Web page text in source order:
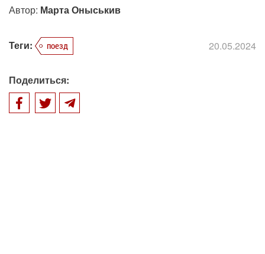
Автор: Марта Оныськив
Теги: поезд 20.05.2024
Поделиться: